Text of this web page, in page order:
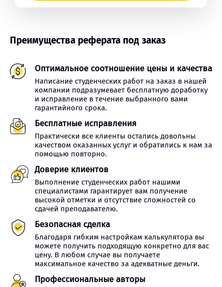
Преимущества реферата под заказ
Оптимальное соотношение цены и качества
Написание студенческих работ на заказ в нашей
компании подразумевает бесплатную доработку
и исправление в течение выбранного вами
гарантийного срока.
Бесплатные исправления
Практически все клиенты остались довольны
качеством оказанных услуг и обратились к нам за
помощью повторно.
Доверие клиентов
Выполнение студенческих работ нашими
специалистами гарантирует вам получение
высокой отметки и отсутствие сложностей со
сдачей преподавателю.
Безопасная сделка
Благодаря гибким настройкам калькулятора вы
можете получить подходящую конкретно для вас
цену. В любом случае вы получаете
максимальное качество за адекватные деньги.
Профессиональные авторы